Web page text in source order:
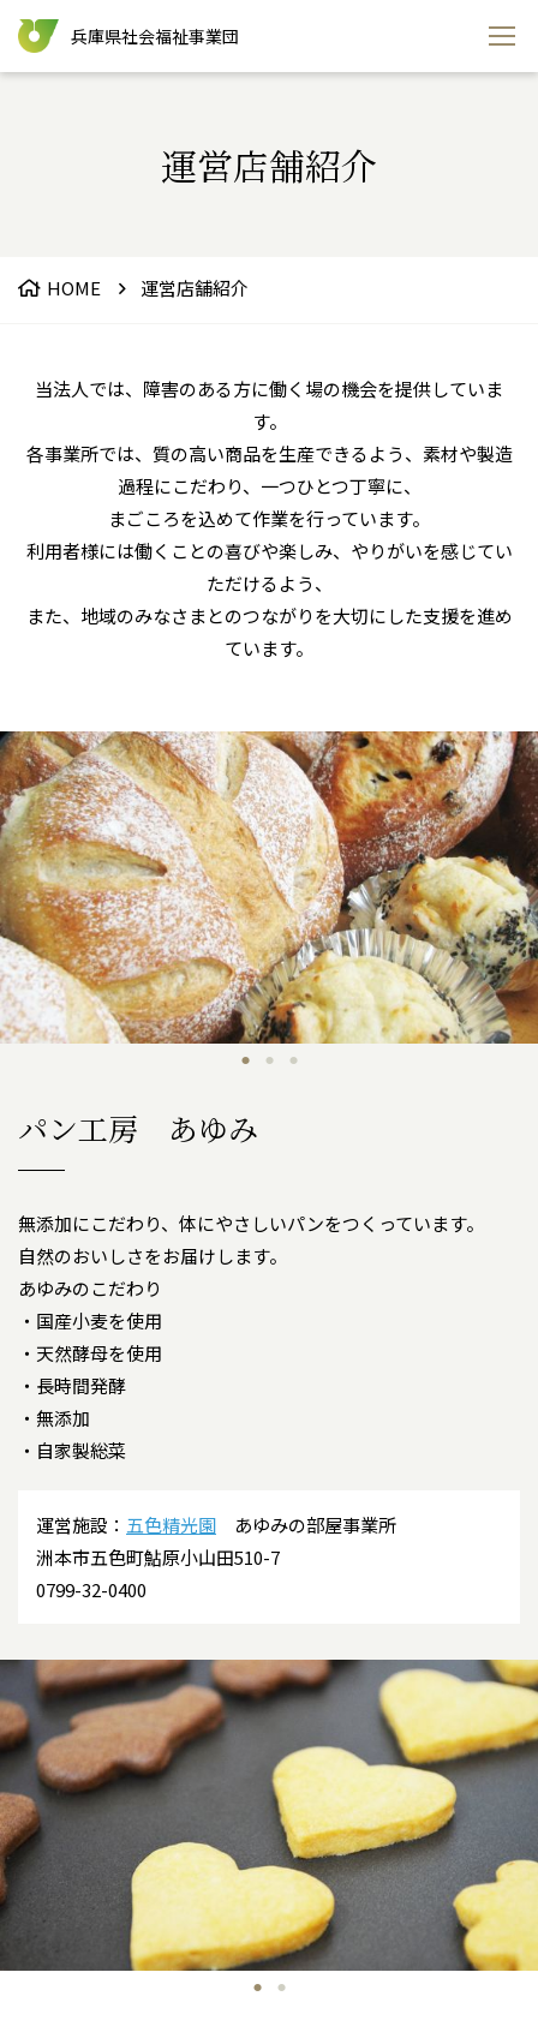
兵庫県社会福祉事業団
運営店舗紹介
HOME 運営店舗紹介
当法人では、障害のある方に働く場の機会を提供していま
す。
各事業所では、質の高い商品を生産できるよう、素材や製造
過程にこだわり、一つひとつ丁寧に、
まごころを込めて作業を行っています。
利用者様には働くことの喜びや楽しみ、やりがいを感じてい
ただけるよう、
また、地域のみなさまとのつながりを大切にした支援を進め
ています。
パン工房 あゆみ
無添加にこだわり、体にやさしいパンをつくっています。
自然のおいしさをお届けします。
あゆみのこだわり
国産小麦を使用
天然酵母を使用
長時間発酵
無添加
自家製総菜
運営施設： 五色精光園 あゆみの部屋事業所
洲本市五色町鮎原小山田510-7
0799-32-0400